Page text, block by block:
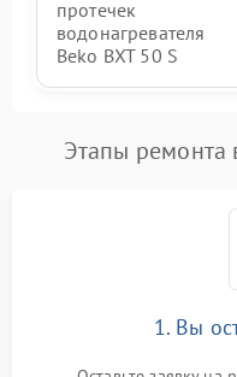
протечек
водонагревателя
Beko BXT 50 S
Этапы ремонта
1. Вы